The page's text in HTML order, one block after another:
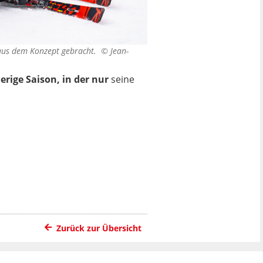
dem Konzept gebracht. © Jean-
Saison, in der nurseine
Zurück zur Übersicht